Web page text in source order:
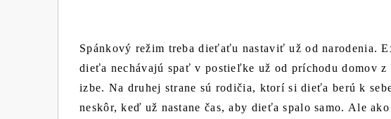
Spánkový režim treba dieťaťu nastaviť už od narodenia.
dieťa nechávajú spať v postieľke už od príchodu domov
izbe. Na druhej strane sú rodičia, ktorí si dieťa berú k
neskôr, keď už nastane čas, aby dieťa spalo samo. Ale